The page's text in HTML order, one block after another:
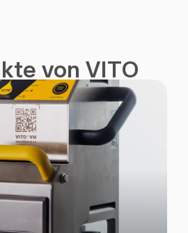
von VITO